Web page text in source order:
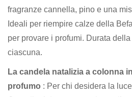
fragranze cannella, pino e una
Ideali per riempire calze della
per provare i profumi. Durata
ciascuna.
La candela natalizia a colonna
profumo : Per chi desidera la